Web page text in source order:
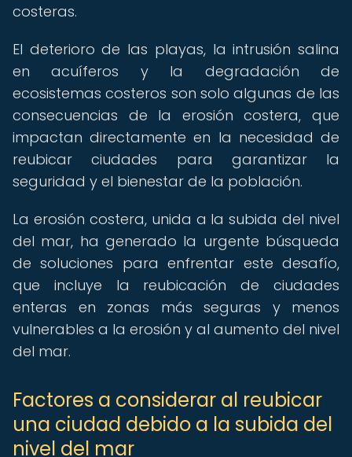
costeras.
El deterioro de las playas, la intrusión salina
en acuíferos y la degradación de
ecosistemas costeros son solo algunas de las
consecuencias de la erosión costera, que
impactan directamente en la necesidad de
reubicar ciudades para garantizar la
seguridad y el bienestar de la población.
La erosión costera, unida a la subida del nivel
del mar, ha generado la urgente búsqueda
de soluciones para enfrentar este desafío,
que incluye la reubicación de ciudades
enteras en zonas más seguras y menos
vulnerables a la erosión y al aumento del nivel
del mar.
Factores a considerar al reubicar
una ciudad debido a la subida del
nivel del mar